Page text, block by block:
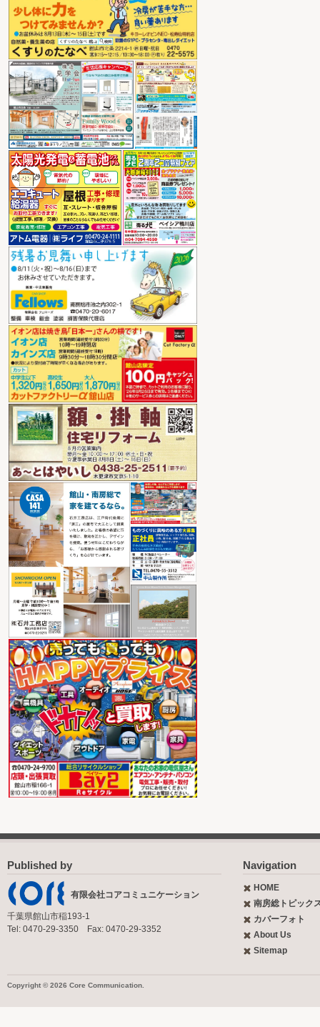
Published by
有限会社コアコミュニケーション
千葉県館山市稲193-1
Tel: 0470-29-3350 Fax: 0470-29-3352
Navigation
HOME
南房総トピック
カバーフォト
About Us
Sitemap
Copyright © 2026 Core Communication.